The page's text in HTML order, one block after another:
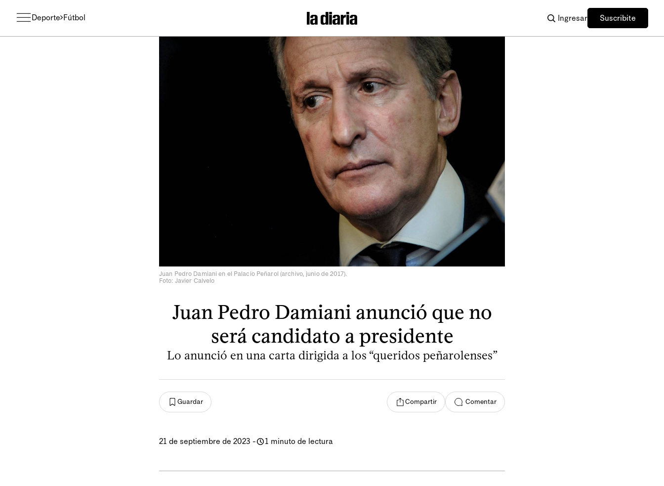
Deporte Fútbol Ingresar Suscribite
Juan Pedro Damiani en el Palacio Peñarol (archivo, junio de 2017).
Foto: Javier Calvelo
Juan Pedro Damiani anunció que no
será candidato a presidente
Lo anunció en una carta dirigida a los “queridos peñarolenses”
Guardar Compartir Comentar
21 de septiembre de 2023 - 1 minuto de lectura